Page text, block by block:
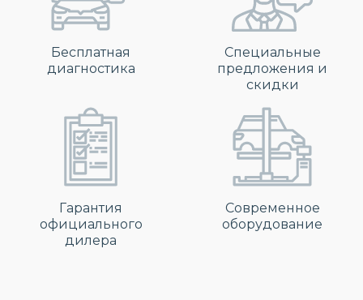
Бесплатная
диагностика
Специальные
предложения и
скидки
Гарантия
официального
дилера
Современное
оборудование